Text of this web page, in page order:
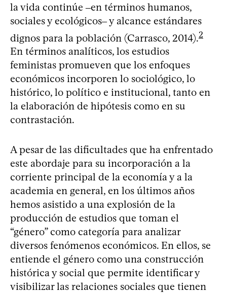
la vida continúe ‒en términos humanos,
sociales y ecológicos‒ y alcance estándares
dignos para la población (Carrasco, 2014).2
En términos analíticos, los estudios
feministas promueven que los enfoques
económicos incorporen lo sociológico, lo
histórico, lo político e institucional, tanto en
la elaboración de hipótesis como en su
contrastación.
A pesar de las dificultades que ha enfrentado
este abordaje para su incorporación a la
corriente principal de la economía y a la
academia en general, en los últimos años
hemos asistido a una explosión de la
producción de estudios que toman el
“género” como categoría para analizar
diversos fenómenos económicos. En ellos, se
entiende el género como una construcción
histórica y social que permite identificar y
visibilizar las relaciones sociales que tienen